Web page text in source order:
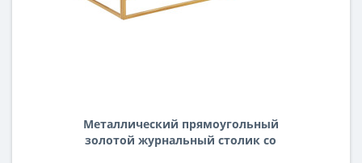
Металлический прямоугольный
золотой журнальный столик со